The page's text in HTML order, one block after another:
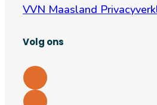
VVN Maasland
Volg ons